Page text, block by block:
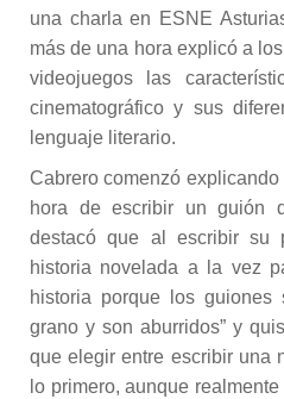
una charla en ESNE
más de una hora explicó a
videojuegos las
cinematográfico y sus
lenguaje literario.
Cabrero comenzó
hora de escribir un guión
destacó que al escribir su
historia novelada a la vez
historia porque los guiones
grano y son aburridos” y
que elegir entre escribir una
lo primero, aunque